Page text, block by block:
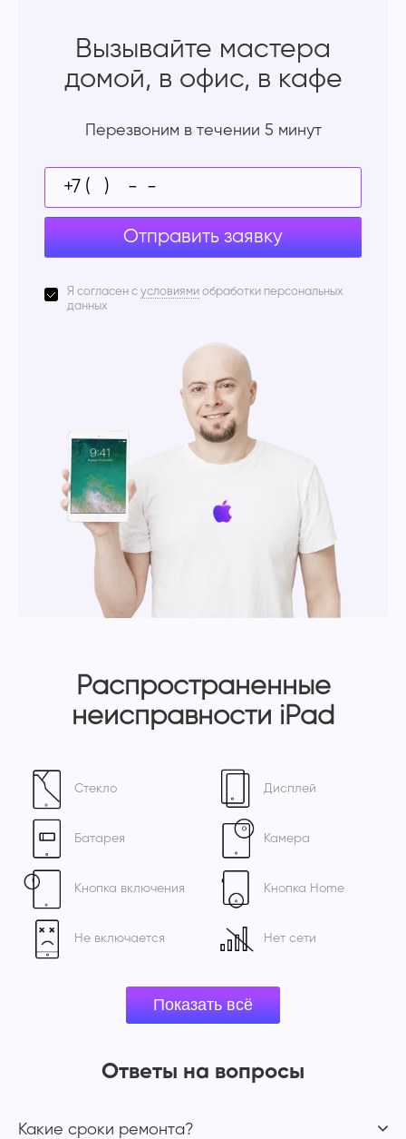
Вызывайте мастера
домой, в офис, в кафе
Перезвоним в течении 5 минут
Отправить заявку
Я согласен с условиями обработки персональных
данных
Распространенные
неисправности iPad
Стекло Дисплей
Батарея Камера
Кнопка включения Кнопка Home
Не включается Нет сети
Ответы на вопросы
Какие сроки ремонта?